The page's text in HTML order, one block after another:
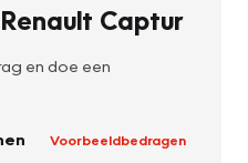
Captur
en doe een
Voorbeeldbedragen